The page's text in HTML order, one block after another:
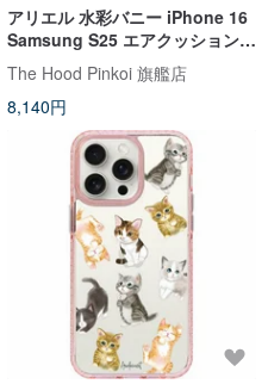
アリエル 水彩バニー iPhone 16
Samsung S25 エアクッション
落下防止 携帯ケース
The Hood Pinkoi 旗艦店
8,140円